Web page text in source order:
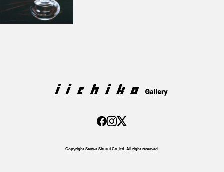
Copyright Sanwa Shurui Co.,ltd. All right reserved.